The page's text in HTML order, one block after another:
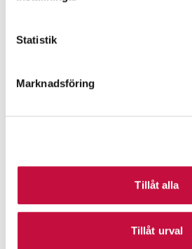
Statistik
Marknadsföring
Tillåt alla
Tillåt urval
Tel 070-822 33 12